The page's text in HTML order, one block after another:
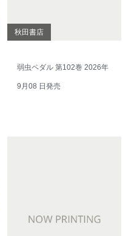
秋田書店
弱虫ペダル 第102巻 2026年
9月08 日発売